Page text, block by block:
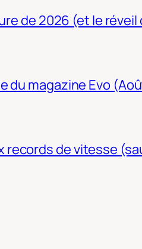
de 2026 (et le
du magazine Evo
de vitesse